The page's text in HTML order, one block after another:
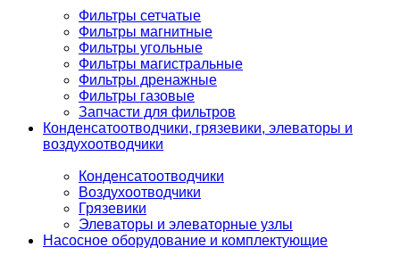
Фильтры сетчатые
Фильтры магнитные
Фильтры угольные
Фильтры магистральные
Фильтры дренажные
Фильтры газовые
Запчасти для фильтров
Конденсатоотводчики, грязевики, элеваторы и
воздухоотводчики
Конденсатоотводчики
Воздухоотводчики
Грязевики
Элеваторы и элеваторные узлы
Насосное оборудование и комплектующие